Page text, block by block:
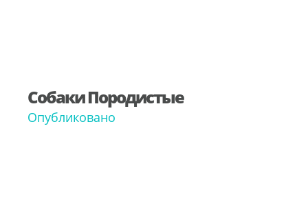
Собаки Породистые
Опубликовано